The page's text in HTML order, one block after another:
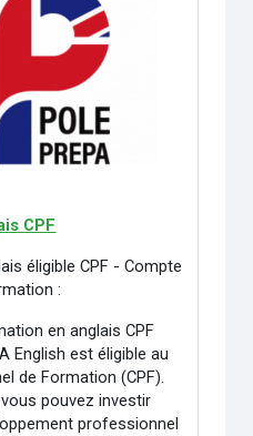
CPF
éligible CPF - Compte
:
en anglais CPF
English est éligible au
de Formation (CPF).
pouvez investir
professionnel